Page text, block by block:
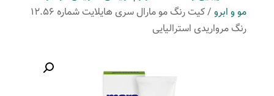
مو و ابرو
/ کیت رنگ مو مارال سری هایلایت شماره 12.56
رنگ مرواریدی استرالیایی